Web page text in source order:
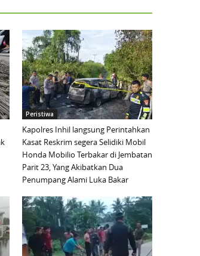
Peristiwa
Kapolres Inhil langsung Perintahkan
Kasat Reskrim segera Selidiki Mobil
Honda Mobilio Terbakar di Jembatan
Parit 23, Yang Akibatkan Dua
Penumpang Alami Luka Bakar